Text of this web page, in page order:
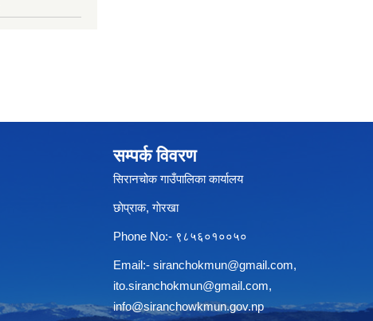
सम्पर्क विवरण
सिरानचोक गाउँपालिका कार्यालय
छाेप्राक, गाेरखा
Phone No:- ९८५६०१००५०
Email:- siranchokmun@gmail.com,
ito.siranchokmun@gmail.com,
info@siranchowkmun.gov.np